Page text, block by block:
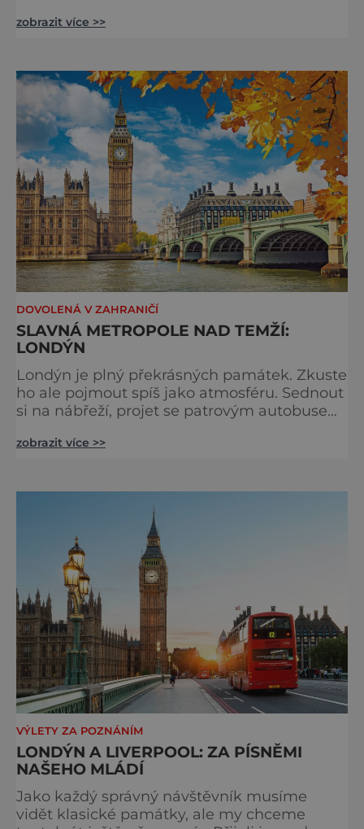
nejkrásnější svátky v roce? Nákupy, bruslení,
typicky londýnského? Angličané milují
kluziště, patří k neodmyslitelné předvánoční
tradici a zábavě všech věkových k
zobrazit více >>
DOVOLENÁ V ZAHRANIČÍ
SLAVNÁ METROPOLE NAD TEMŽÍ:
LONDÝN
Londýn je plný překrásných památek. Zkuste
ho ale pojmout spíš jako atmosféru. Sednout
si na nábřeží, projet se patrovým autobusem
Beatles nebo třeba samotný admirál Nelson.
kontinentech. Kdo tady nikdy nebyl, toho
překvapí, kol
zobrazit více >>
VÝLETY ZA POZNÁNÍM
LONDÝN A LIVERPOOL: ZA PÍSNĚMI
NAŠEHO MLÁDÍ
Jako každý správný návštěvník musíme
vidět klasické památky, ale my chceme